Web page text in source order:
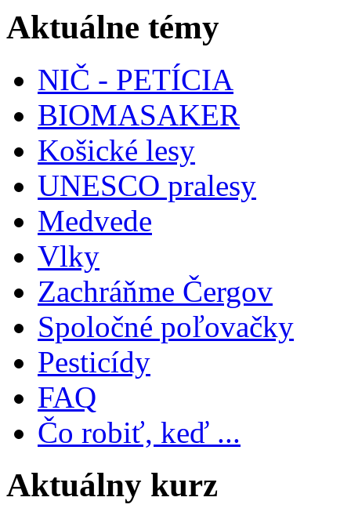
Aktuálne témy
NIČ - PETÍCIA
BIOMASAKER
Košické lesy
UNESCO pralesy
Medvede
Vlky
Zachráňme Čergov
Spoločné poľovačky
Pesticídy
FAQ
Čo robiť, keď ...
Aktuálny kurz